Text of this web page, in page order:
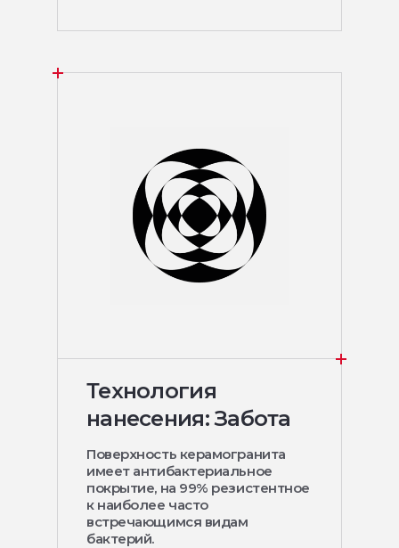
Технология
нанесения: Забота
Поверхность керамогранита
имеет антибактериальное
покрытие, на 99% резистентное
к наиболее часто
встречающимся видам
бактерий.